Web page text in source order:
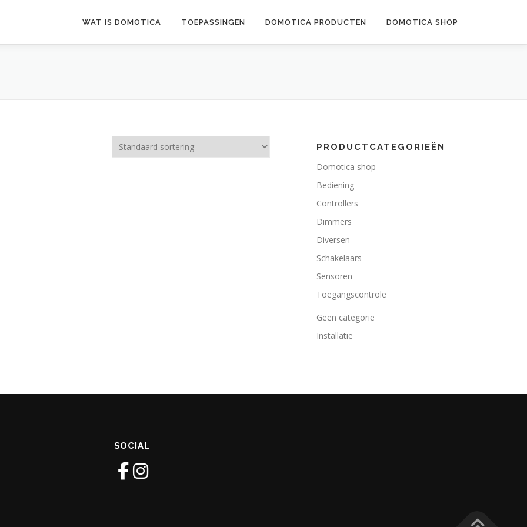
WAT IS DOMOTICA TOEPASSINGEN DOMOTICA PRODUCTEN DOMOTICA SHOP
PRODUCTCATEGORIEËN
Domotica shop
Bediening
Controllers
Dimmers
Diversen
Schakelaars
Sensoren
Toegangscontrole
Geen categorie
Installatie
SOCIAL